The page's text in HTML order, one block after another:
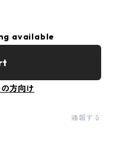
available
方向け
通報する